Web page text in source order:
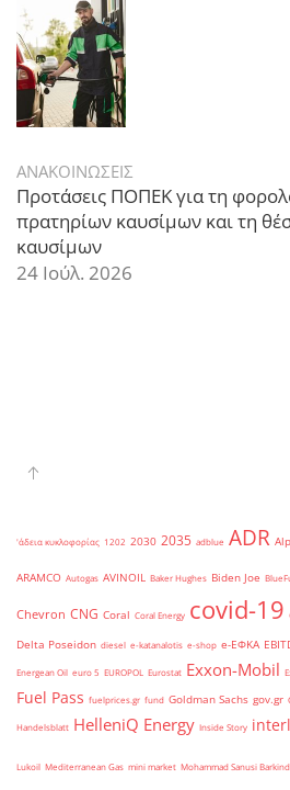
ΑΝΑΚΟΙΝΩΣΕΙΣ
Προτάσεις ΠΟΠΕΚ για τη
πρατηρίων καυσίμων και τη
καυσίμων
24 Ιούλ. 2026
'άδεια κυκλοφορίας 1202 2030 2035 adblue ADR
ARAMCO Autogas AVINOIL Baker Hughes Biden Joe
Chevron CNG Coral Coral Energy covid-19
Delta Poseidon diesel e-katanalotis e-shop e-ΕΦΚΑ
Energean Oil euro 5 EUROPOL Eurostat Exxon-Mobil
Fuel Pass fuelprices.gr fund Goldman Sachs gov.gr
Handelsblatt HelleniQ Energy Inside Story
Lukoil Mediterranean Gas mini market Mohammad Sanusi